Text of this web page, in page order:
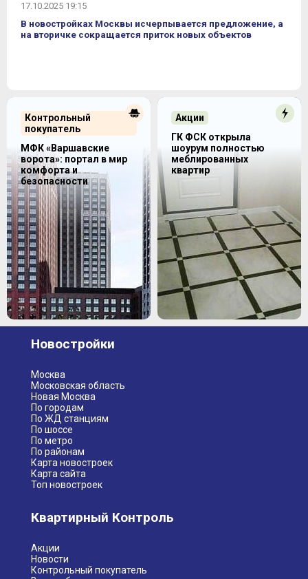
17.10.2025 19:15
В новостройках Москвы исчерпывается предложение, а
на вторичке сокращается приток новых объектов
Контрольный
покупатель
МФК «Варшавские
ворота»: портал в мир
комфорта и
безопасности
Акции
ГК ФСК открыла
шоурум полностью
меблированных
квартир
Новостройки
Москва
Московская область
Новая Москва
По городам
По ЖД станциям
По шоссе
По метро
По районам
Карта новостроек
Карта сайта
Топ новостроек
Квартирный Контроль
Акции
Новости
Контрольный покупатель